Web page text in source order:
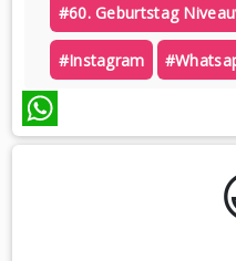
#60. Geburtstag
#instagram
WhatsApp